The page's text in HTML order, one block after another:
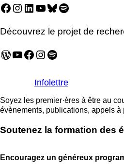
Facebook
Instagram
LinkedIn
YouTube
Bluesky
Spotify
Découvrez le projet de
WordPress
YouTube
Facebook
Instagram
Spotify
Infolettre
Soyez les premier·ères à être au
évènements, publications, appels
Soutenez la formation des
Encouragez un généreux